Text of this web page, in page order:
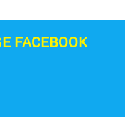
FACEBOOK